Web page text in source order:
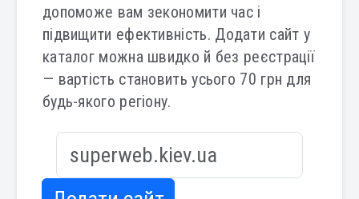
допоможе вам зекономити час і
підвищити ефективність. Додати сайт у
каталог можна швидко й без реєстрації
— вартість становить усього 70 грн для
будь-якого регіону.